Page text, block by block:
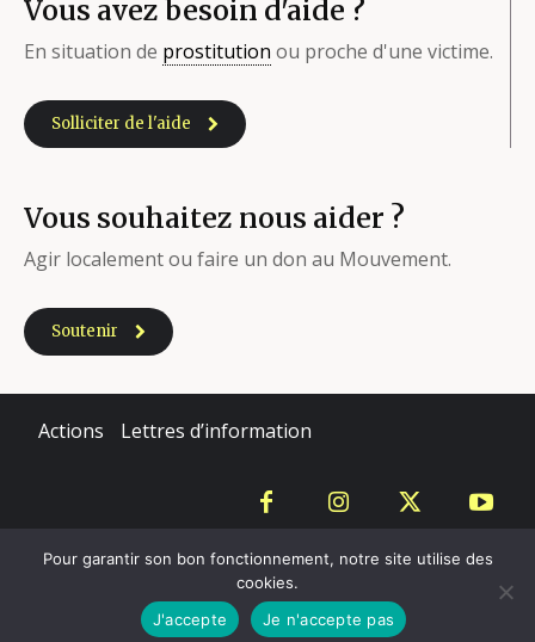
Vous avez besoin d'aide ?
En situation de prostitution ou proche d'une victime.
Solliciter de l'aide
Vous souhaitez nous aider ?
Agir localement ou faire un don au Mouvement.
Soutenir
Actions Lettres d’information
Copyright - Mouvement du Nid - 2020
Mentions légales
Pour garantir son bon fonctionnement, notre site utilise des
cookies.
J'accepte
Je n'accepte pas